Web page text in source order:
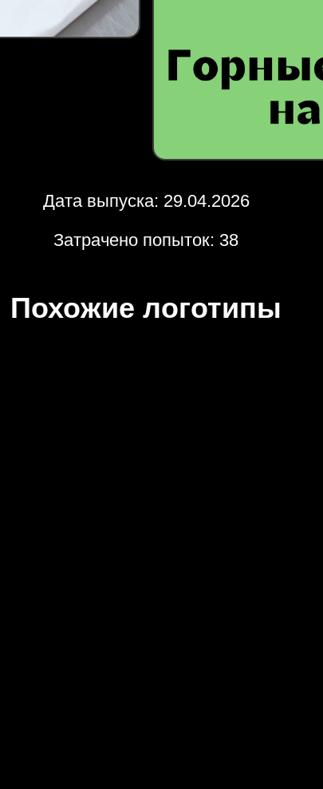
Дата выпуска: 29.04.2026
Затрачено попыток: 38
Похожие логотипы